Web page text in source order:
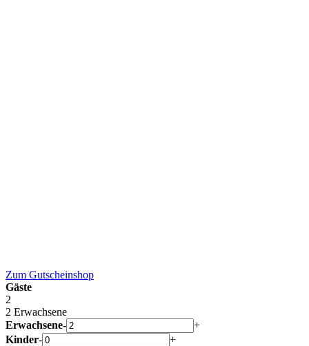
Zum Gutscheinshop
Gäste
2
2 Erwachsene
Erwachsene-
+
Kinder-
+